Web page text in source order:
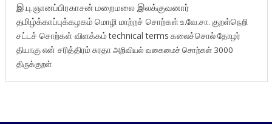
இ.பு.ஞானப்பிரகாசன் மறைமலை இலக்குவனார்
தமிழ்க்காப்புக்கழகம் மொழி மாற்றச் சொற்கள்உ.வே.சா. குறள்நெறி
சட்டச் சொற்கள் விளக்கம்technical terms கலைச்சொல்தோழர்
தியாகுஎன் சரித்திரம்சுரதாஅறிவியல் வகைமைச் சொற்கள் 3000
திருக்குறள்